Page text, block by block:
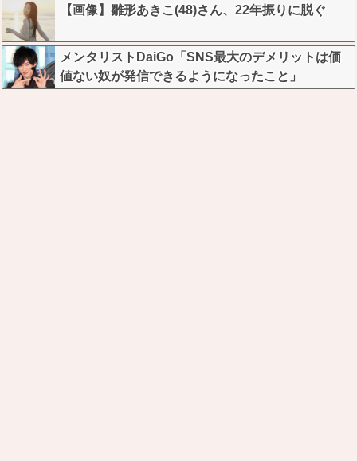
【画像】雛形あきこ(48)さん、22年振りに脱ぐ
メンタリストDaiGo「SNS最大のデメリットは価
値ない奴が発信できるようになったこと」